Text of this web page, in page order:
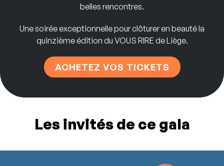
belles rencontres.
Une soirée exceptionnelle pour clôturer en beauté la
quinzième édition du VOUS RIRE de Liège.
ACHETEZ VOS TICKETS
Les invités de ce gala